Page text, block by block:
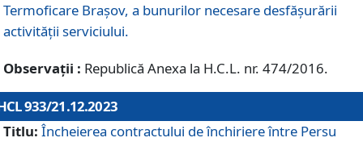
Termoficare Braşov, a bunurilor necesare desfăşurării
activităţii serviciului.
Observații : Republică Anexa la H.C.L. nr. 474/2016.
933/21.12.2023
Titlu: Încheierea contractului de închiriere între Persu